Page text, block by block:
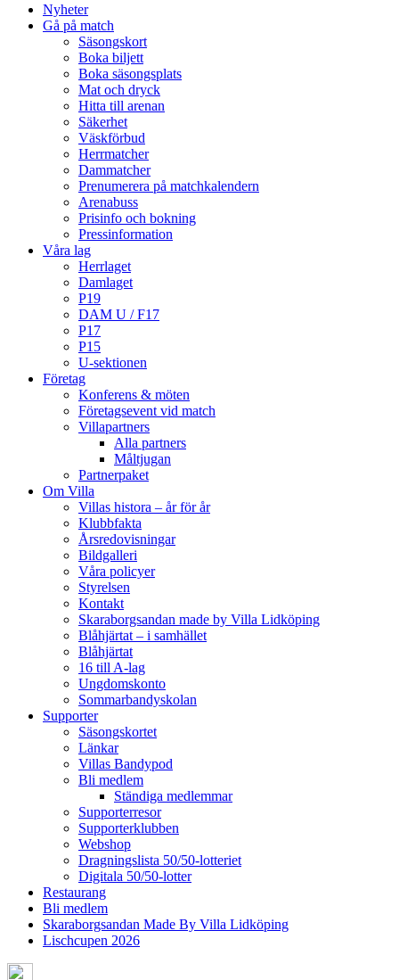
Nyheter
Gå på match
Säsongskort
Boka biljett
Boka säsongsplats
Mat och dryck
Hitta till arenan
Säkerhet
Väskförbud
Herrmatcher
Dammatcher
Prenumerera på matchkalendern
Arenabuss
Prisinfo och bokning
Pressinformation
Våra lag
Herrlaget
Damlaget
P19
DAM U / F17
P17
P15
U-sektionen
Företag
Konferens & möten
Företagsevent vid match
Villapartners
Alla partners
Måltjugan
Partnerpaket
Om Villa
Villas histora – år för år
Klubbfakta
Årsredovisningar
Bildgalleri
Våra policyer
Styrelsen
Kontakt
Skaraborgsandan made by Villa Lidköping
Blåhjärtat – i samhället
Blåhjärtat
16 till A-lag
Ungdomskonto
Sommarbandyskolan
Supporter
Säsongskortet
Länkar
Villas Bandypod
Bli medlem
Ständiga medlemmar
Supporterresor
Supporterklubben
Webshop
Dragningslista 50/50-lotteriet
Digitala 50/50-lotter
Restaurang
Bli medlem
Skaraborgsandan Made By Villa Lidköping
Lischcupen 2026